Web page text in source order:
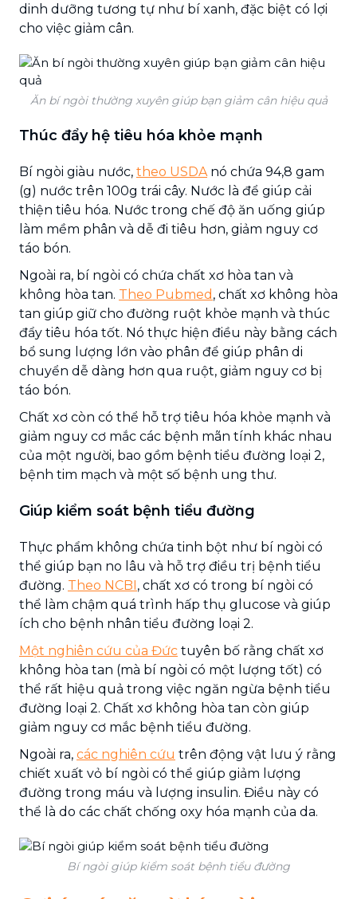
dinh dưỡng tương tự như bí xanh, đặc biệt có lợi
cho việc giảm cân.
Ăn bí ngòi thường xuyên giúp bạn giảm cân hiệu quả
Thúc đẩy hệ tiêu hóa khỏe mạnh
Bí ngòi giàu nước, theo USDA nó chứa 94,8 gam
(g) nước trên 100g trái cây. Nước là để giúp cải
thiện tiêu hóa. Nước trong chế độ ăn uống giúp
làm mềm phân và dễ đi tiêu hơn, giảm nguy cơ
táo bón.
Ngoài ra, bí ngòi có chứa chất xơ hòa tan và
không hòa tan. Theo Pubmed , chất xơ không hòa
tan giúp giữ cho đường ruột khỏe mạnh và thúc
đẩy tiêu hóa tốt. Nó thực hiện điều này bằng cách
bổ sung lượng lớn vào phân để giúp phân di
chuyển dễ dàng hơn qua ruột, giảm nguy cơ bị
táo bón.
Chất xơ còn có thể hỗ trợ tiêu hóa khỏe mạnh và
giảm nguy cơ mắc các bệnh mãn tính khác nhau
của một người, bao gồm bệnh tiểu đường loại 2,
bệnh tim mạch và một số bệnh ung thư.
Giúp kiểm soát bệnh tiểu đường
Thực phẩm không chứa tinh bột như bí ngòi có
thể giúp bạn no lâu và hỗ trợ điều trị bệnh tiểu
đường. Theo NCBI, chất xơ có trong bí ngòi có
thể làm chậm quá trình hấp thụ glucose và giúp
ích cho bệnh nhân tiểu đường loại 2.
Một nghiên cứu của Đức tuyên bố rằng chất xơ
không hòa tan (mà bí ngòi có một lượng tốt) có
thể rất hiệu quả trong việc ngăn ngừa bệnh tiểu
đường loại 2. Chất xơ không hòa tan còn giúp
giảm nguy cơ mắc bệnh tiểu đường.
Ngoài ra, các nghiên cứu trên động vật lưu ý rằng
chiết xuất vỏ bí ngòi có thể giúp giảm lượng
đường trong máu và lượng insulin. Điều này có
thể là do các chất chống oxy hóa mạnh của da.
Bí ngòi giúp kiểm soát bệnh tiểu đường